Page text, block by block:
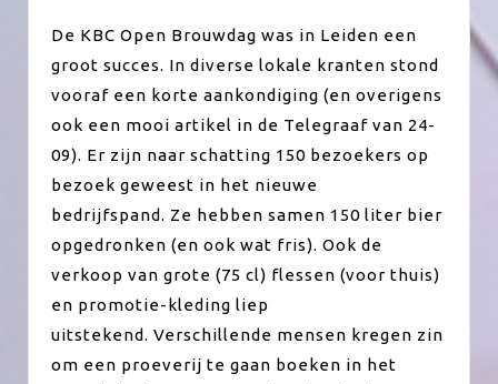
De KBC Open Brouwdag was in Leiden een
groot succes. In diverse lokale kranten stond
vooraf een korte aankondiging (en overigens
ook een mooi artikel in de Telegraaf van 24-
09). Er zijn naar schatting 150 bezoekers op
bezoek geweest in het nieuwe
bedrijfspand. Ze hebben samen 150 liter bier
opgedronken (en ook wat fris). Ook de
verkoop van grote (75 cl) flessen (voor thuis)
en promotie-kleding liep
uitstekend. Verschillende mensen kregen zin
om een proeverij te gaan boeken in het